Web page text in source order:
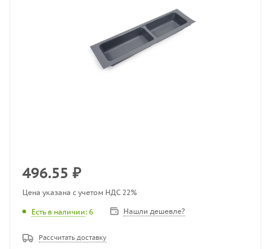
496.55 ₽
Цена указана с учетом НДС 22%
Есть в наличии: 6 Нашли дешевле?
Рассчитать доставку